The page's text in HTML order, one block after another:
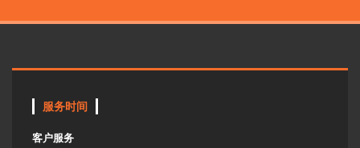
服务时间
客户服务